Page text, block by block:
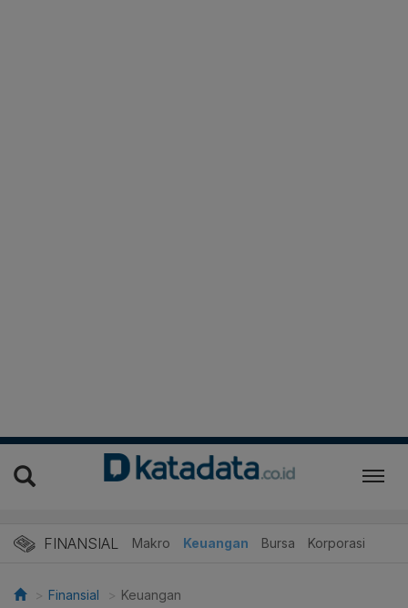
FINANSIAL Makro Keuangan Bursa Korporasi
Finansial Keuangan